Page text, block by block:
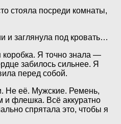
стояла посреди комнаты,
и заглянула под кровать…
коробка. Я точно знала —
забилось сильнее. Я
перед собой.
Не её. Мужские. Ремень,
и флешка. Всё аккуратно
спрятала это, чтобы я